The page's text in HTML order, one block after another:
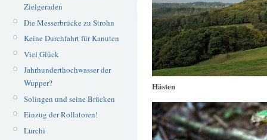
Zielgeraden
Die Messerbrücke zu Strohn
Keine Durchfahrt für Kanuten
Viel Glück
Jahrhunderthochwasser der
Wupper?
Solingen und seine Brücken
Einzug der Rollatoren!
Lurchi
Hästen